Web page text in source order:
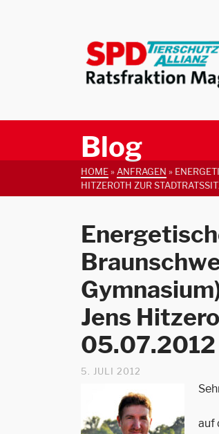
Blog
HOME» ANFRAGEN »
ITZEROTH ZUR
Jens
05.07.2012
5. JULI 2012
auf